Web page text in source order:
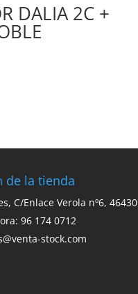
DALIA 2C +
de la tienda
C/Enlace Verola nº6, 46430
96 174 0712
stock.com